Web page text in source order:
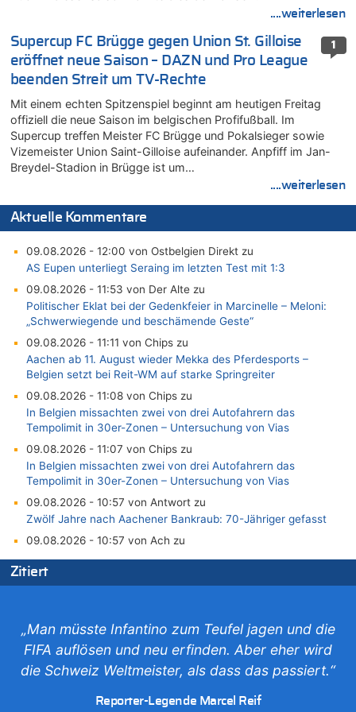
....weiterlesen
1
Supercup FC Brügge gegen Union St. Gilloise
eröffnet neue Saison – DAZN und Pro League
beenden Streit um TV-Rechte
Mit einem echten Spitzenspiel beginnt am heutigen Freitag
offiziell die neue Saison im belgischen Profifußball. Im
Supercup treffen Meister FC Brügge und Pokalsieger sowie
Vizemeister Union Saint-Gilloise aufeinander. Anpfiff im Jan-
Breydel-Stadion in Brügge ist um…
....weiterlesen
Aktuelle Kommentare
09.08.2026 - 12:00 von Ostbelgien Direkt zu
AS Eupen unterliegt Seraing im letzten Test mit 1:3
09.08.2026 - 11:53 von Der Alte zu
Politischer Eklat bei der Gedenkfeier in Marcinelle – Meloni:
„Schwerwiegende und beschämende Geste“
09.08.2026 - 11:11 von Chips zu
Aachen ab 11. August wieder Mekka des Pferdesports –
Belgien setzt bei Reit-WM auf starke Springreiter
09.08.2026 - 11:08 von Chips zu
In Belgien missachten zwei von drei Autofahrern das
Tempolimit in 30er-Zonen – Untersuchung von Vias
09.08.2026 - 11:07 von Chips zu
In Belgien missachten zwei von drei Autofahrern das
Tempolimit in 30er-Zonen – Untersuchung von Vias
09.08.2026 - 10:57 von Antwort zu
Zwölf Jahre nach Aachener Bankraub: 70-Jähriger gefasst
09.08.2026 - 10:57 von Ach zu
Politischer Eklat bei der Gedenkfeier in Marcinelle – Meloni:
„Schwerwiegende und beschämende Geste“
„Schwerwiegende und beschämende Geste“
09.08.2026 - 10:07 von erbo zu
Leipzig, Mechernich und die Frage: Wer steckt hinter den
Drohnen mit Strengstoff? War es Russland?
09.08.2026 - 09:53 von schlechtmensch zu
Zitiert
„Man müsste Infantino zum Teufel jagen und die
FIFA auflösen und neu erfinden. Aber eher wird
die Schweiz Weltmeister, als dass das passiert.“
Reporter-Legende Marcel Reif